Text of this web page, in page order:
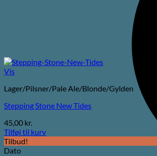
Vis
Lager/Pilsner/Pale Ale/Blonde/Gylden
Stepping Stone New Tides
45,00 kr.
Tilføj til kurv
Tilbud!
Dato